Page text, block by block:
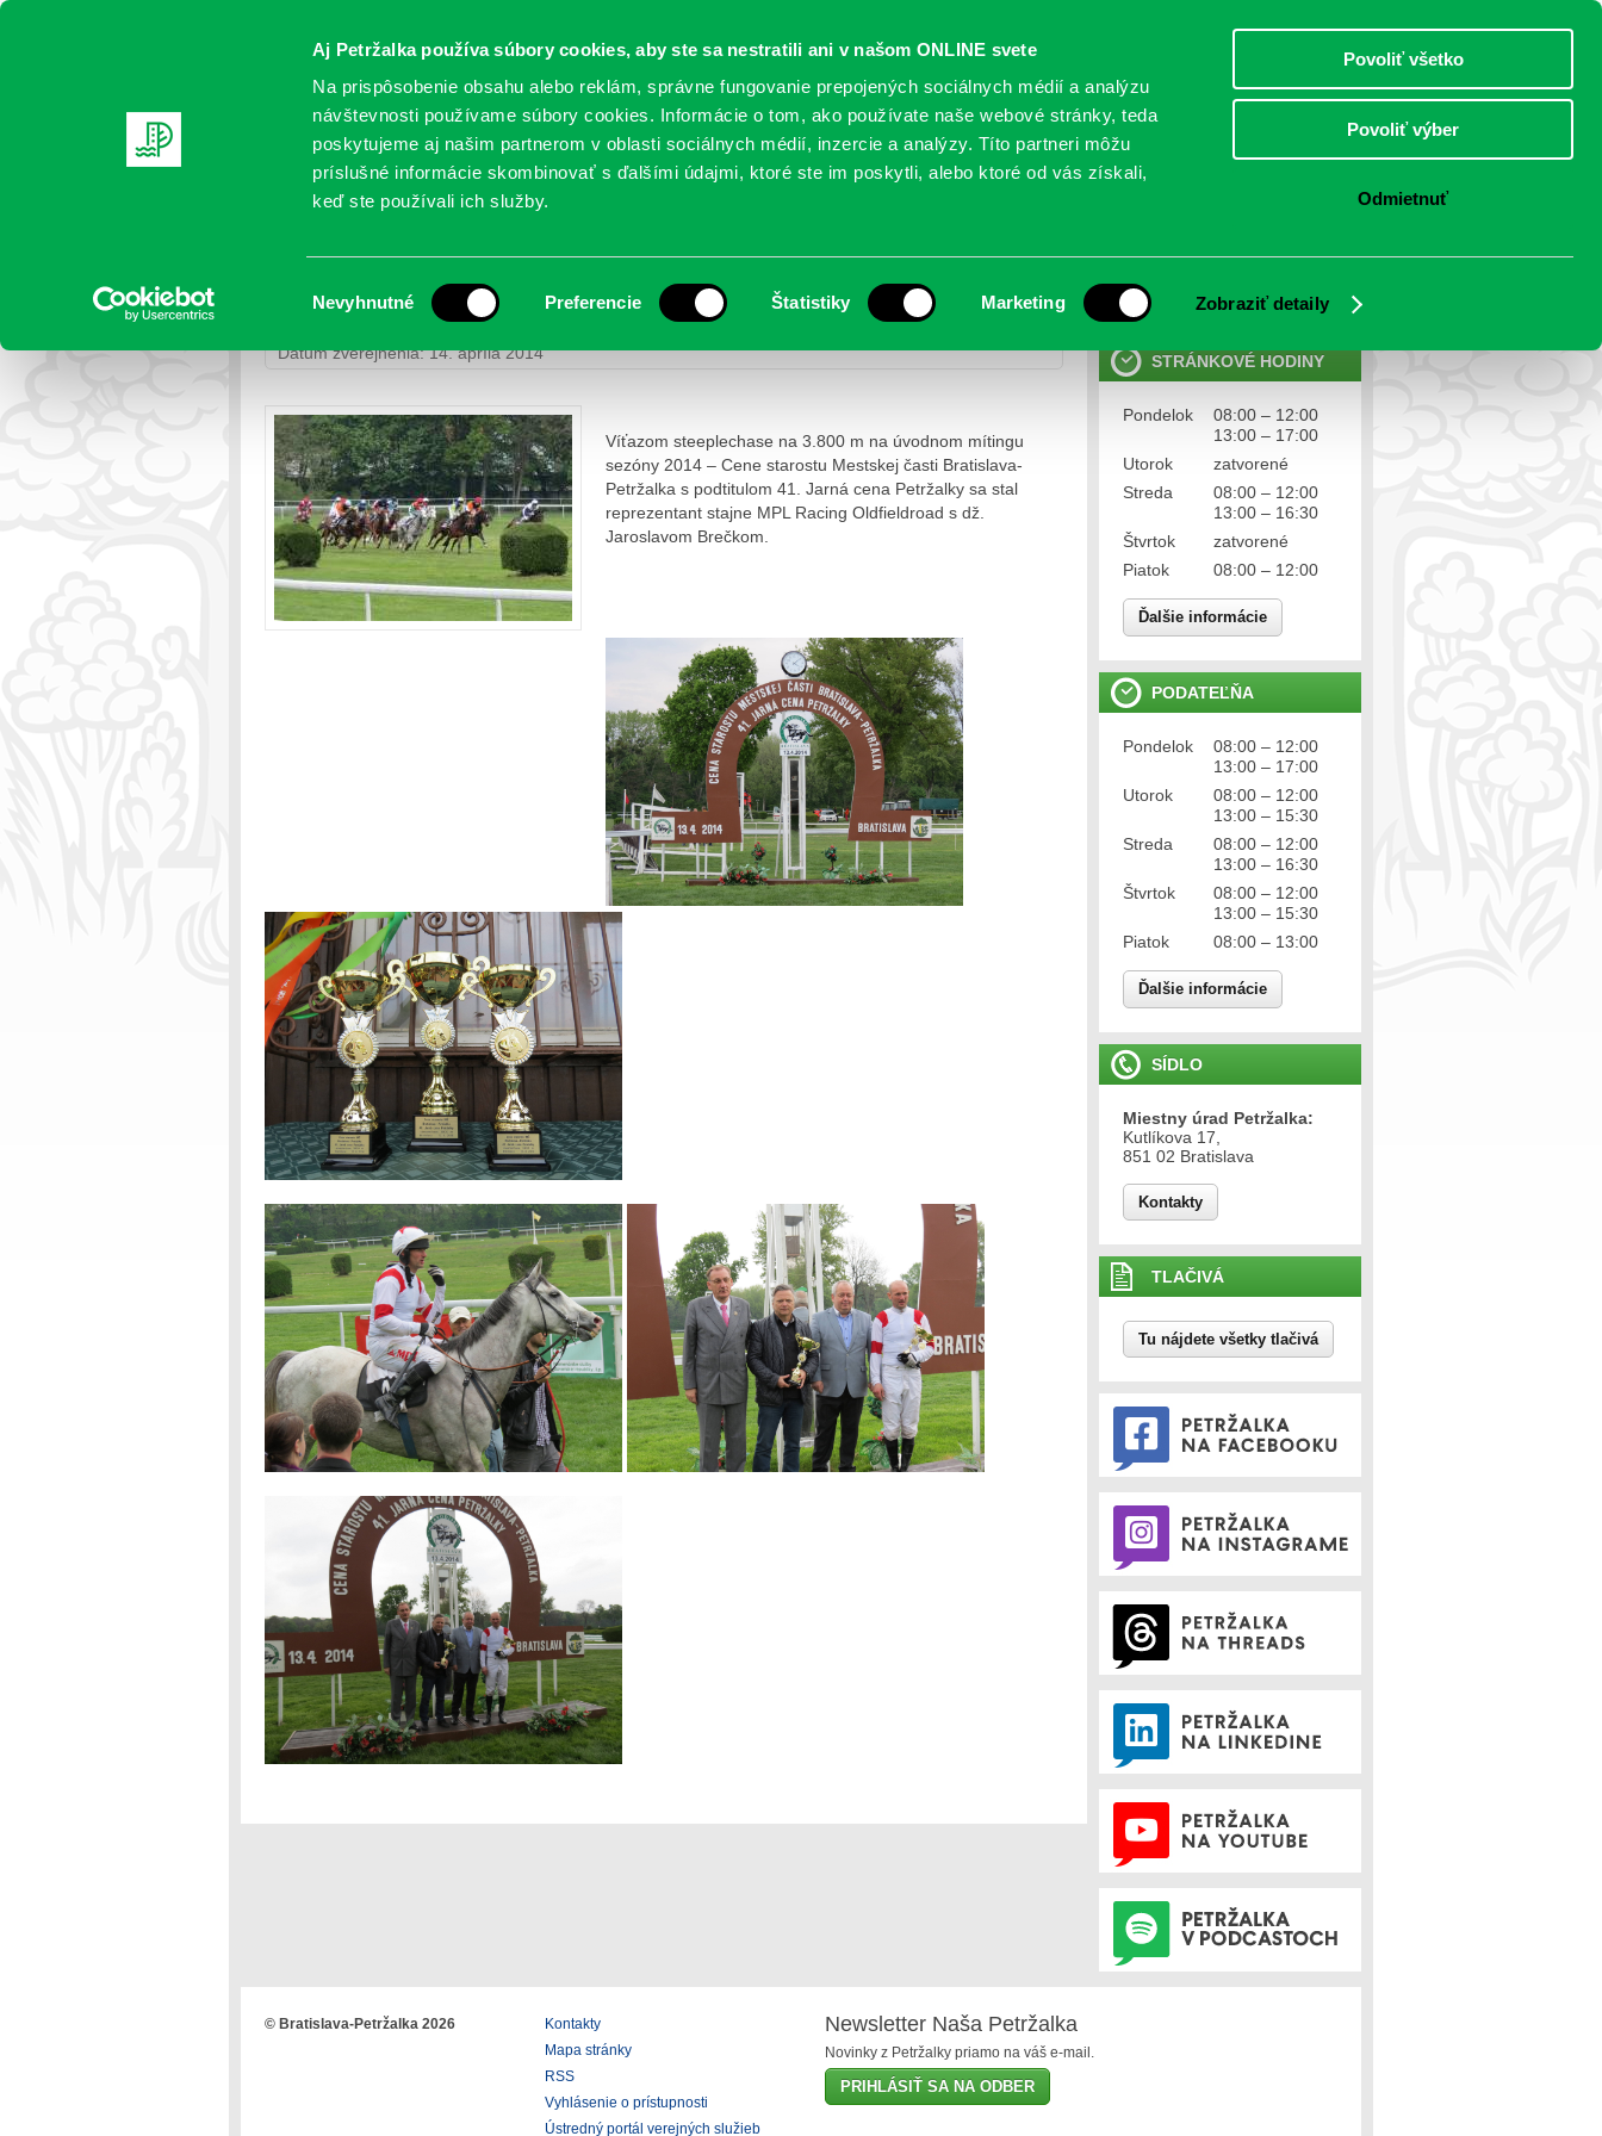
Aj Petržalka používa súbory cookies, aby ste sa nestratili ani v našom ONLINE svete
Na prispôsobenie obsahu alebo reklám, správne fungovanie prepojených sociálnych médií a analýzu
návštevnosti používame súbory cookies. Informácie o tom, ako používate naše webové stránky, teda
poskytujeme aj našim partnerom v oblasti sociálnych médií, inzercie a analýzy. Títo partneri môžu
príslušné informácie skombinovať s ďalšími údajmi, ktoré ste im poskytli, alebo ktoré od vás získali,
keď ste používali ich služby.
súhlasu
Nevyhnutné Preferencie Štatistiky Marketing Zobraziť detaily
Povoliť všetko
Povoliť výber
Odmietnuť
Oficiálne stránky
PETRŽALSKÉ KONTO
AKTUALITY SAMOSPRÁVA ORGANIZÁCIE OBLASTI NOVINY MAPY TLAČIVÁ KONTAKTY
Ochrana osobných údajov
STRÁNKOVÉ HODINY
Pondelok
08:00 – 12:00
13:00 – 17:00
Utorok
zatvorené
Streda
08:00 – 12:00
13:00 – 16:30
Štvrtok
zatvorené
Piatok
08:00 – 12:00
Ďalšie informácie
PODATEĽŇA
Pondelok
08:00 – 12:00
13:00 – 17:00
Utorok
08:00 – 12:00
13:00 – 15:30
Streda
08:00 – 12:00
13:00 – 16:30
Štvrtok
08:00 – 12:00
13:00 – 15:30
Piatok
08:00 – 13:00
Ďalšie informácie
SÍDLO
Miestny úrad Petržalka:
Kutlíkova 17,
851 02 Bratislava
Kontakty
TLAČIVÁ
Tu nájdete všetky tlačivá
Oldfieldroad s dž. Jaroslavom Brečkom víťazom Jarnej ceny Petržalky
Petržalka>Kultúra a šport> Oldfieldroad s dž. Jaroslavom Brečkom víťazom Jarnej ceny Petržalky
Dátum zverejnenia: 14. apríla 2014
Víťazom steeplechase na 3.800 m na úvodnom mítingu
sezóny 2014 – Cene starostu Mestskej časti Bratislava-
Petržalka s podtitulom 41. Jarná cena Petržalky sa stal
reprezentant stajne MPL Racing Oldfieldroad s dž.
Jaroslavom Brečkom.
© Bratislava-Petržalka 2026
Kontakty
Mapa stránky
RSS
Vyhlásenie o prístupnosti
Ústredný portál verejných služieb
Newsletter Naša Petržalka
Novinky z Petržalky priamo na váš e-mail.
PRIHLÁSIŤ SA NA ODBER